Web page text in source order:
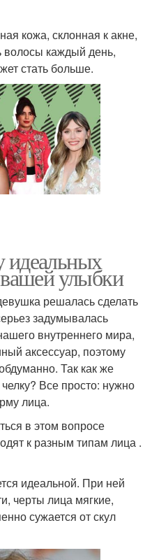
кожа, склонная к акне,
волосы каждый день,
стать больше.
идеальных
улыбки
решалась сделать
задумывалась
внутреннего мира,
аксессуар, поэтому
Так как же
Все просто: нужно
лица.
в этом вопросе
к разным типам лица .
идеальной. При ней
черты лица мягкие,
сужается от скул